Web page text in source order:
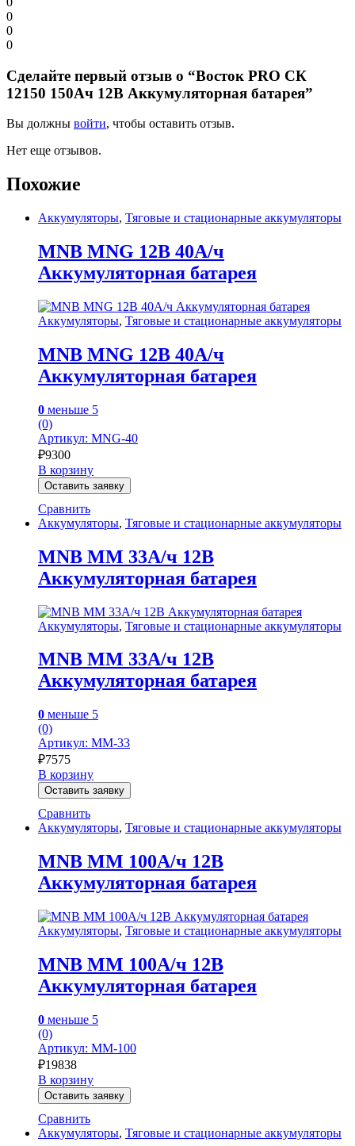
0
0
0
Сделайте первый отзыв о “Восток PRO СК
12150 150Ач 12В Аккумуляторная батарея”
Вы должны войти, чтобы оставить отзыв.
Нет еще отзывов.
Похожие
Аккумуляторы, Тяговые и стационарные аккумуляторы
MNB MNG 12В 40А/ч
Аккумуляторная батарея
Аккумуляторы, Тяговые и стационарные аккумуляторы
MNB MNG 12В 40А/ч
Аккумуляторная батарея
0 меньше 5
(0)
Артикул: MNG-40
₽9300
В корзину
Оставить заявку
Сравнить
Аккумуляторы, Тяговые и стационарные аккумуляторы
MNB MM 33А/ч 12В
Аккумуляторная батарея
Аккумуляторы, Тяговые и стационарные аккумуляторы
MNB MM 33А/ч 12В
Аккумуляторная батарея
0 меньше 5
(0)
Артикул: MM-33
₽7575
В корзину
Оставить заявку
Сравнить
Аккумуляторы, Тяговые и стационарные аккумуляторы
MNB MM 100А/ч 12В
Аккумуляторная батарея
Аккумуляторы, Тяговые и стационарные аккумуляторы
MNB MM 100А/ч 12В
Аккумуляторная батарея
0 меньше 5
(0)
Артикул: MM-100
₽19838
В корзину
Оставить заявку
Сравнить
Аккумуляторы, Тяговые и стационарные аккумуляторы